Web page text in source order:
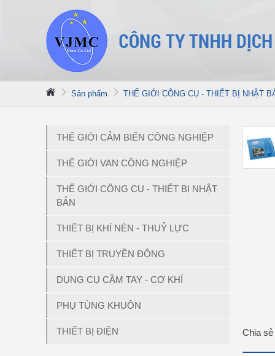
Sản phẩm THẾ GIỚI CÔNG CỤ - THIẾT BỊ NHẬT
THẾ GIỚI CẢM BIẾN CÔNG NGHIỆP
THẾ GIỚI VAN CÔNG NGHIỆP
THẾ GIỚI CÔNG CỤ - THIẾT BỊ NHẬT
BẢN
THIẾT BỊ KHÍ NÉN - THUỶ LỰC
THIẾT BỊ TRUYỀN ĐỘNG
DỤNG CỤ CẦM TAY - CƠ KHÍ
PHỤ TÙNG KHUÔN
THIẾT BỊ ĐIỆN Chia